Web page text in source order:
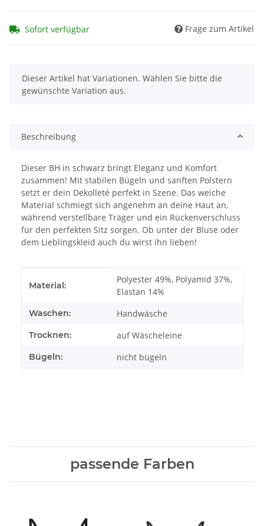
Sofort verfügbar Frage zum Artikel
x
Dieser Artikel hat Variationen. Wählen Sie bitte die
gewünschte Variation aus.
Beschreibung
Dieser BH in schwarz bringt Eleganz und Komfort
zusammen! Mit stabilen Bügeln und sanften Polstern
setzt er dein Dekolleté perfekt in Szene. Das weiche
Material schmiegt sich angenehm an deine Haut an,
während verstellbare Träger und ein Rückenverschluss
für den perfekten Sitz sorgen. Ob unter der Bluse oder
dem Lieblingskleid auch du wirst ihn lieben!
Material:
Polyester 49%, Polyamid 37%,
Elastan 14%
Waschen: Handwäsche
Trocknen: auf Wäscheleine
Bügeln: nicht bügeln
passende Farben